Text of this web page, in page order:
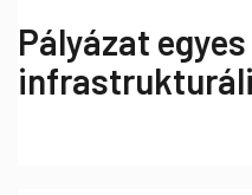
Pályázat